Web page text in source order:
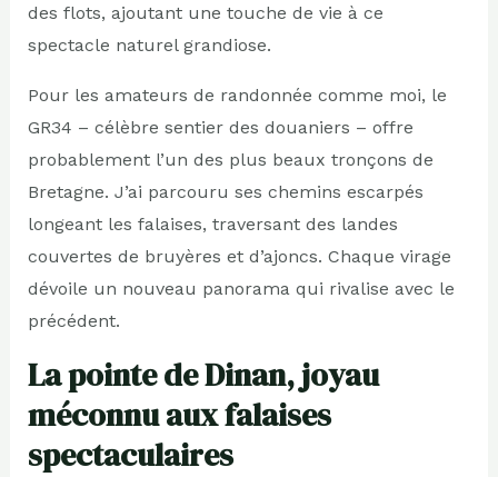
des flots, ajoutant une touche de vie à ce
spectacle naturel grandiose.
Pour les amateurs de randonnée comme moi, le
GR34 – célèbre sentier des douaniers – offre
probablement l’un des plus beaux tronçons de
Bretagne. J’ai parcouru ses chemins escarpés
longeant les falaises, traversant des landes
couvertes de bruyères et d’ajoncs. Chaque virage
dévoile un nouveau panorama qui rivalise avec le
précédent.
La pointe de Dinan, joyau
méconnu aux falaises
spectaculaires